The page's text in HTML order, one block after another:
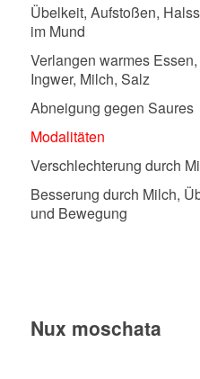
Übelkeit, Aufstoßen,
im Mund
Verlangen warmes
Ingwer, Milch, Salz
Abneigung gegen Saures
Modalitäten
Verschlechterung durch
Besserung durch Milch,
und Bewegung
Nux moschata